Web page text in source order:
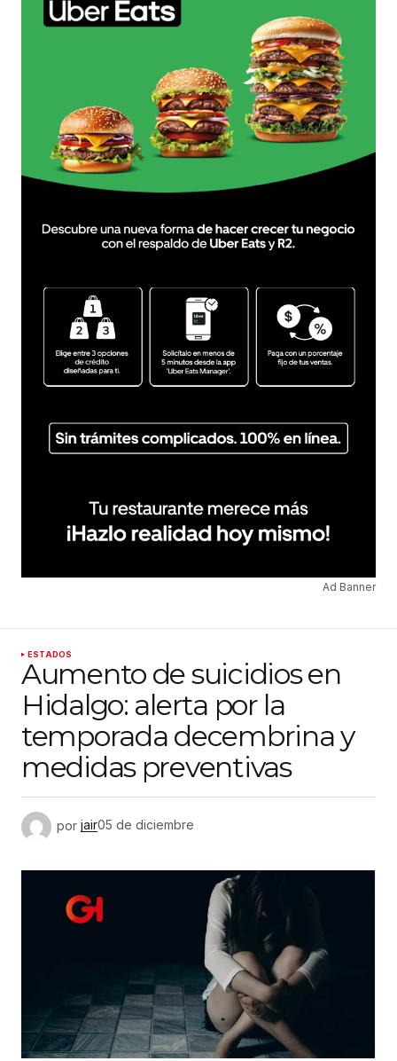
Ad Banner
ESTADOS
Aumento de suicidios en
Hidalgo: alerta por la
temporada decembrina y
medidas preventivas
por jair05 de diciembre